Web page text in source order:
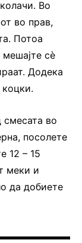
Во
во прав,
Потоа
мешајте сè
Додека
во
посолете
12 – 15
меки и
да добиете